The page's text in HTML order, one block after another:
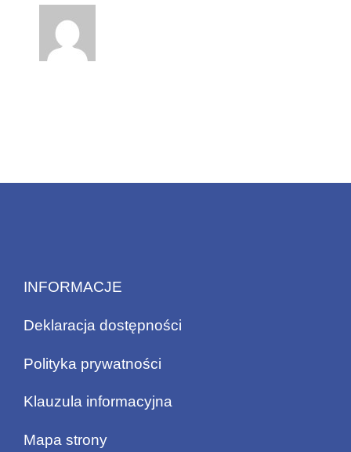
INFORMACJE
Deklaracja dostępności
Polityka prywatności
Klauzula informacyjna
Mapa strony